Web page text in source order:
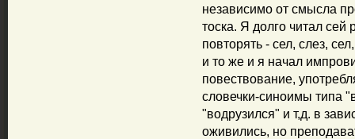
независимо от смысла
тоска. Я долго читал
повторять - сел, слез,
и то же и я начал
повествование,
словечки-синоимы типа
"водрузился" и т,д. в
оживились, но